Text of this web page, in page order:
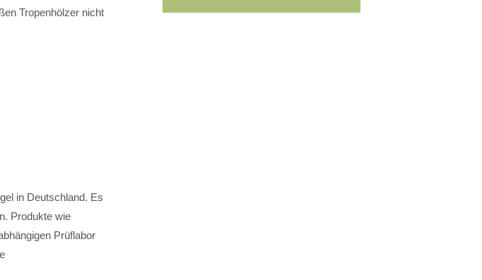
Tropenhölzer nicht
in Deutschland. Es
Produkte wie
Prüflabor